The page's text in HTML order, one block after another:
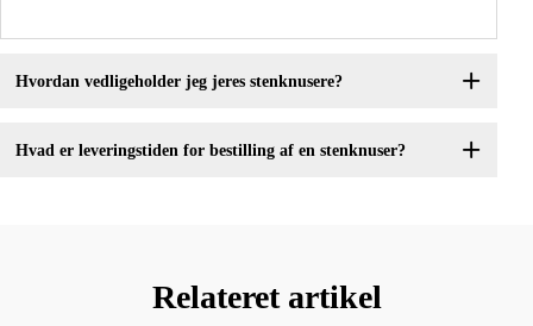
Hvordan vedligeholder jeg jeres stenknusere?
Hvad er leveringstiden for bestilling af en stenknuser?
Relateret artikel